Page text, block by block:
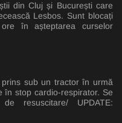
din Cluj și București care
Lesbos. Sunt blocați
în așteptarea curselor
prins sub un tractor în urmă
în stop cardio-respirator. Se
resuscitare/ UPDATE: